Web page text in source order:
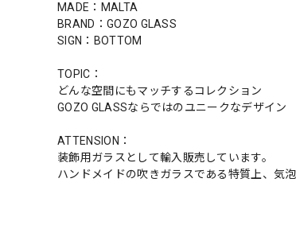
MADE：MALTA
BRAND：GOZO GLASS
SIGN：BOTTOM
TOPIC：
どんな空間にもマッチするコレクション
GOZO GLASSならではのユニークなデザイン
ATTENSION：
装飾用ガラスとして輸入販売しています。
ハンドメイドの吹きガラスである特質上、気